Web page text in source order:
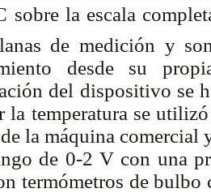
sobre la escala
de medición y
desde su
del dispositivo se
la temperatura se
la máquina
de 0-2 V con una
termómetros de